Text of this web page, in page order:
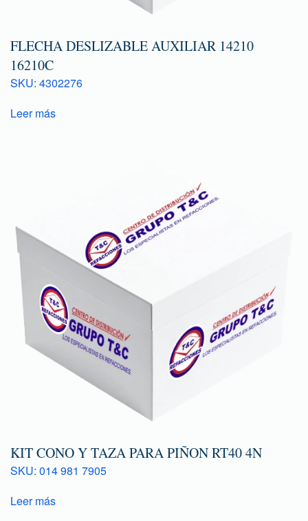
FLECHA DESLIZABLE AUXILIAR 14210
16210C
SKU: 4302276
Leer más
KIT CONO Y TAZA PARA PIÑON RT40 4N
SKU: 014 981 7905
Leer más